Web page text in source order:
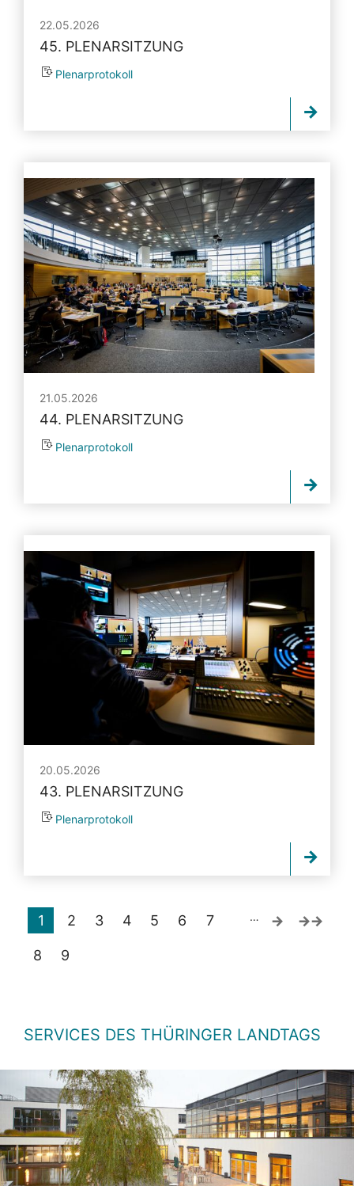
22.05.2026
45. PLENARSITZUNG
Plenarprotokoll
21.05.2026
44. PLENARSITZUNG
Plenarprotokoll
20.05.2026
43. PLENARSITZUNG
Plenarprotokoll
1 2 3 4 5 6 7
8 9
…
SERVICES DES THÜRINGER LANDTAGS